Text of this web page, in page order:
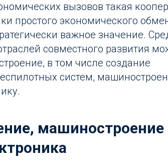
вызовов такая
простого экономического
важное значение.
совместного развития
в том числе создание
систем,
машиностроение